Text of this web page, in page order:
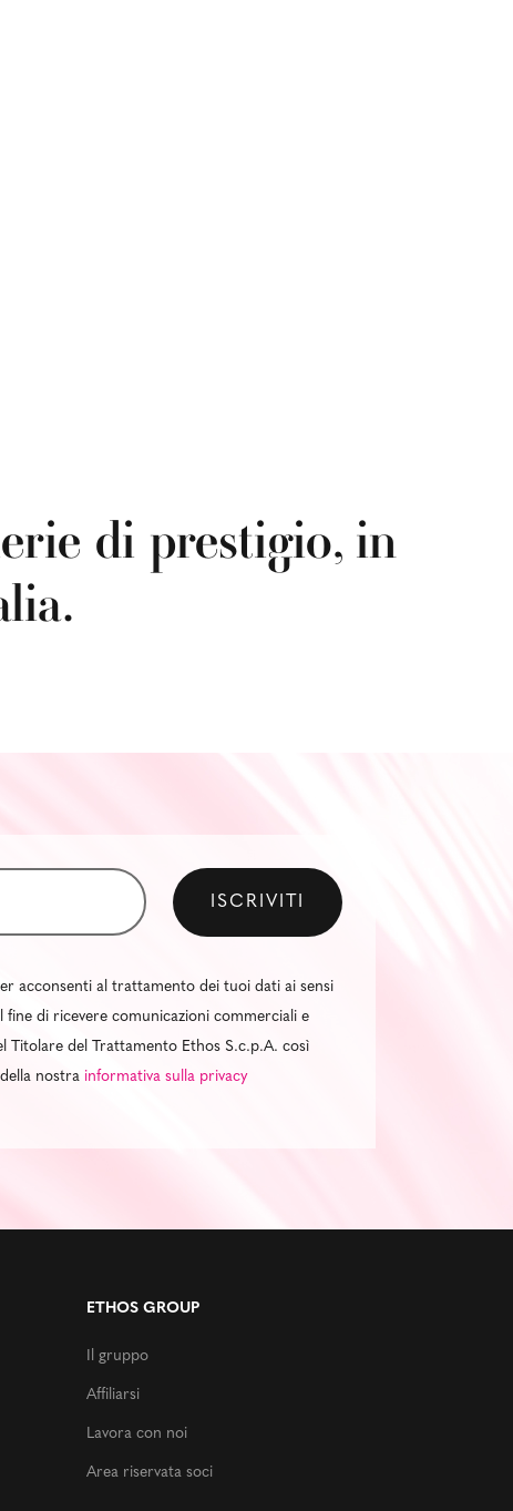
di prestigio, in
acconsenti al trattamento dei tuoi dati ai sensi
fine di ricevere comunicazioni commerciali e
Titolare del Trattamento Ethos S.c.p.A. così
nostra informativa sulla privacy
ETHOS GROUP
Il gruppo
Affiliarsi
Lavora con noi
Area riservata soci